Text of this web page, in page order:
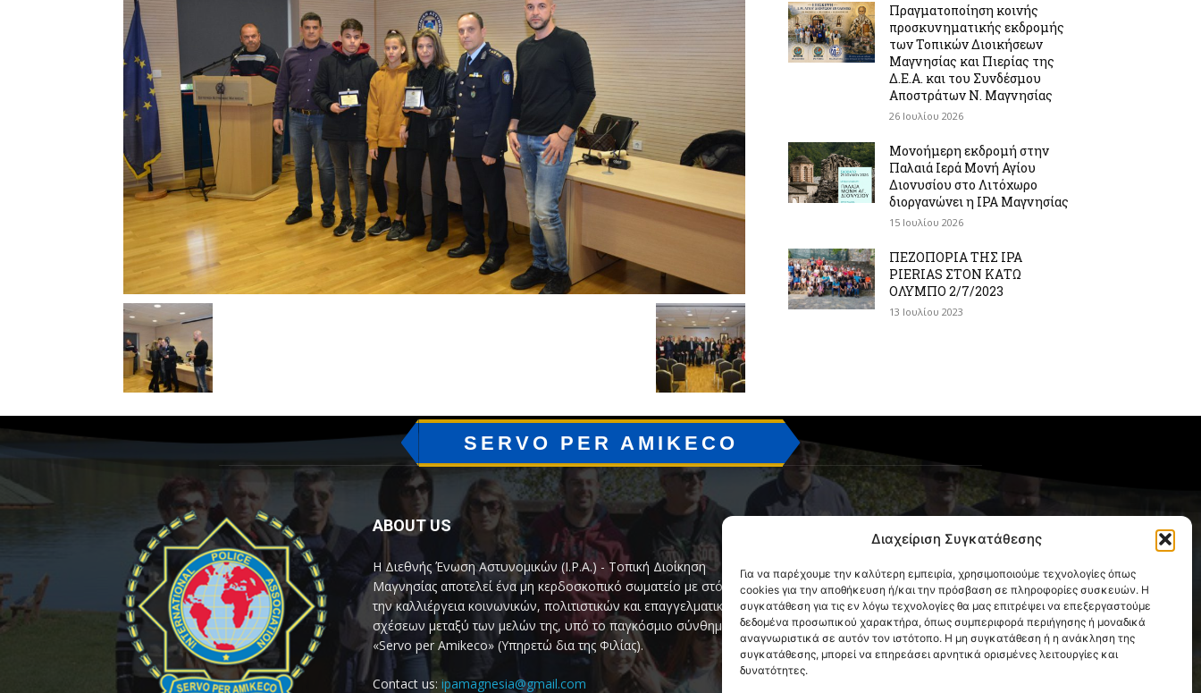
Διαχείριση Συγκατάθεσης
Για να παρέχουμε την καλύτερη εμπειρία, χρησιμοποιούμε τεχνολογίες όπως
cookies για την αποθήκευση ή/και την πρόσβαση σε πληροφορίες συσκευών. Η
συγκατάθεση για τις εν λόγω τεχνολογίες θα μας επιτρέψει να επεξεργαστούμε
δεδομένα προσωπικού χαρακτήρα, όπως συμπεριφορά περιήγησης ή μοναδικά
αναγνωριστικά σε αυτόν τον ιστότοπο. Η μη συγκατάθεση ή η ανάκληση της
συγκατάθεσης, μπορεί να επηρεάσει αρνητικά ορισμένες λειτουργίες και
δυνατότητες.
Πραγματοποίηση κοινής
προσκυνηματικής εκδρομής
των Τοπικών Διοικήσεων
Μαγνησίας και Πιερίας της
Δ.Ε.Α. και του Συνδέσμου
Αποστράτων Ν. Μαγνησίας
26 Ιουλίου 2026
Μονοήμερη εκδρομή στην
Παλαιά Ιερά Μονή Αγίου
Διονυσίου στο Λιτόχωρο
διοργανώνει η IPA Μαγνησίας
15 Ιουλίου 2026
ΠΕΖΟΠΟΡΙΑ ΤΗΣ IPA
PIERIAS ΣΤΟΝ ΚΑΤΩ
ΟΛΥΜΠΟ 2/7/2023
13 Ιουλίου 2023
SERVO PER AMIKECO
ABOUT US
Η Διεθνής Ένωση Αστυνομικών (I.P.A.) - Τοπική Διοίκηση
Μαγνησίας αποτελεί ένα μη κερδοσκοπικό σωματείο με στόχο
την καλλιέργεια κοινωνικών, πολιτιστικών και επαγγελματικών
σχέσεων μεταξύ των μελών της, υπό το παγκόσμιο σύνθημα
«Servo per Amikeco» (Υπηρετώ δια της Φιλίας).
Contact us: ipamagnesia@gmail.com